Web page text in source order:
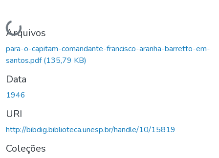
Carregando...
Arquivos
para-o-capitam-comandante-francisco-aranha-barretto-em-
santos.pdf(135,79 KB)
Data
1946
URI
http://bibdig.biblioteca.unesp.br/handle/10/15819
Coleções